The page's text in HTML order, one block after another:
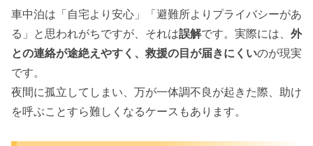
車中泊は「自宅より安心」「避難所よりプライバシーがあ
る」と思われがちですが、それは誤解です。実際には、 外
との連絡が途絶えやすく、救援の目が届きにくいのが現実
です。
夜間に孤立してしまい、万が一体調不良が起きた際、助け
を呼ぶことすら難しくなるケースもあります。